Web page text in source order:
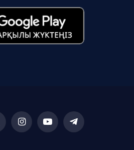
InstagramYouTubeTelegram